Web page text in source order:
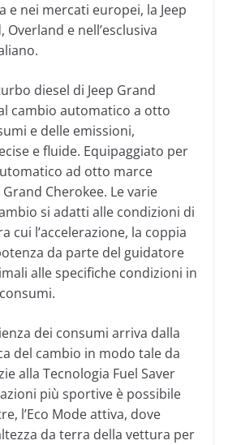
nei mercati europei, la Jeep
e nell’esclusiva
diesel di Jeep Grand
cambio automatico a otto
e delle emissioni,
e fluide. Equipaggiato per
ad otto marce
Cherokee. Le varie
si adatti alle condizioni di
l’accelerazione, la coppia
da parte del guidatore
alle specifiche condizioni in
dei consumi arriva dalla
del cambio in modo tale da
alla Tecnologia Fuel Saver
più sportive è possibile
l’Eco Mode attiva, dove
da terra della vettura per